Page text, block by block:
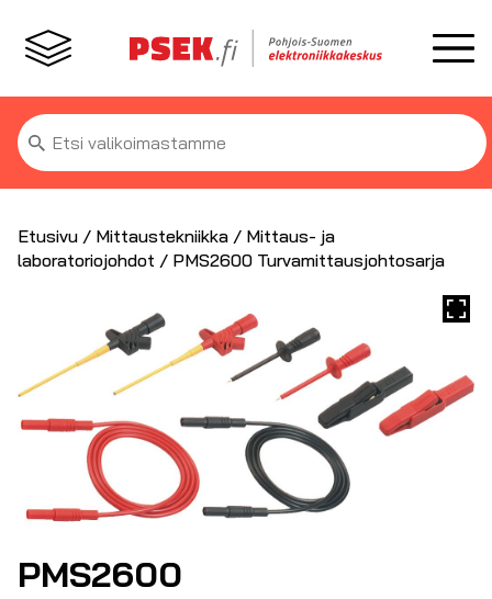
Etsi:
Etusivu / Mittaustekniikka / Mittaus- ja
laboratoriojohdot / PMS2600 Turvamittausjohtosarja
PMS2600